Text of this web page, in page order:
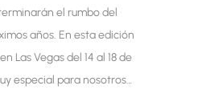
el rumbo del
años. En esta edición
Las Vegas del 14 al 18 de
especial para nosotros…